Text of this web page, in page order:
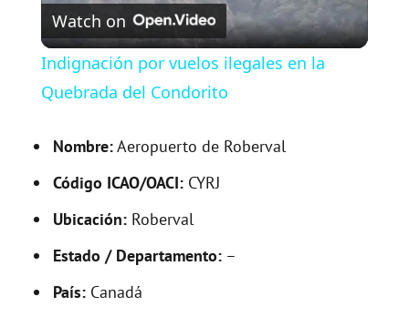
l
a
y
i
Watch on
Indignación por vuelos ilegales en la
Quebrada del Condorito
Nombre:Aeropuerto de Roberval
Código ICAO/OACI: CYRJ
Ubicación: Roberval
Estado / Departamento: –
País: Canadá